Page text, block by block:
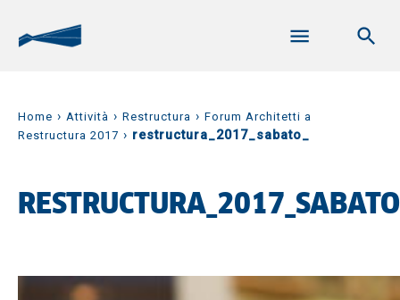
Home › Attività › Restructura › Forum Architetti a
Restructura 2017 › restructura_2017_sabato_